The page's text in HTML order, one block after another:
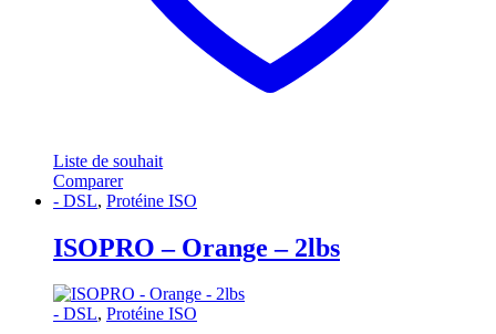
Liste de souhait
Comparer
- DSL, Protéine ISO
ISOPRO – Orange – 2lbs
- DSL, Protéine ISO